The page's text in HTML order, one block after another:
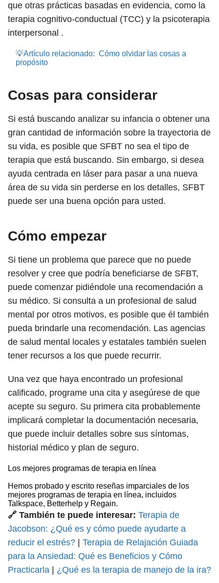
que otras prácticas basadas en evidencia, como la
terapia cognitivo-conductual (TCC) y la psicoterapia
interpersonal .
💡Artículo relacionado: Cómo olvidar las cosas a
propósito
Cosas para considerar
Si está buscando analizar su infancia o obtener una
gran cantidad de información sobre la trayectoria de
su vida, es posible que SFBT no sea el tipo de
terapia que está buscando. Sin embargo, si desea
ayuda centrada en láser para pasar a una nueva
área de su vida sin perderse en los detalles, SFBT
puede ser una buena opción para usted.
Cómo empezar
Si tiene un problema que parece que no puede
resolver y cree que podría beneficiarse de SFBT,
puede comenzar pidiéndole una recomendación a
su médico. Si consulta a un profesional de salud
mental por otros motivos, es posible que él también
pueda brindarle una recomendación. Las agencias
de salud mental locales y estatales también suelen
tener recursos a los que puede recurrir.
Una vez que haya encontrado un profesional
calificado, programe una cita y asegúrese de que
acepte su seguro. Su primera cita probablemente
implicará completar la documentación necesaria,
que puede incluir detalles sobre sus síntomas,
historial médico y plan de seguro.
Los mejores programas de terapia en línea
Hemos probado y escrito reseñas imparciales de los
mejores programas de terapia en línea, incluidos
Talkspace, Betterhelp y Regain.
🔗 También te puede interesar: Terapia de
Jacobson: ¿Qué es y cómo puede ayudarte a
reducir el estrés?
Terapia de Relajación Guiada
para la Ansiedad: Qué es Beneficios y Cómo
Practicarla
¿Qué es la terapia de manejo de la ira?